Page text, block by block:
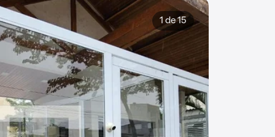
1 de 15